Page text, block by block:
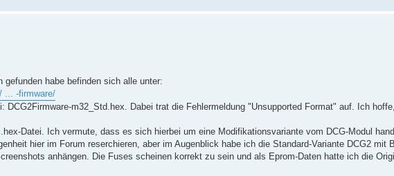
habe befinden sich alle unter:
... -firmware/
DCG2Firmware-m32_Std.hex. Dabei trat die Fehlermeldung "Unsupported Format" auf. Ich
Datei. Ich vermute, dass es sich hierbei um eine Modifikationsvariante vom DCG-Modul
hier im Forum reserchieren, aber im Augenblick habe ich die Standard-Variante DCG2 mit
anhängen. Die Fuses scheinen korrekt zu sein und als Eprom-Daten hatte ich die